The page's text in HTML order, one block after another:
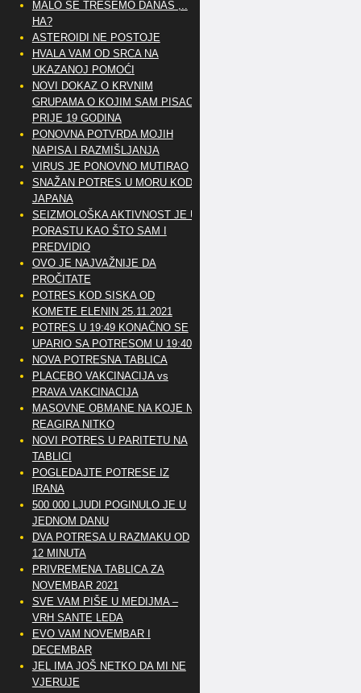
MALO SE TRESEMO DANAS ,..
HA?
ASTEROIDI NE POSTOJE
HVALA VAM OD SRCA NA
UKAZANOJ POMOĆI
NOVI DOKAZ O KRVNIM
GRUPAMA O KOJIM SAM PISAO
PRIJE 19 GODINA
PONOVNA POTVRDA MOJIH
NAPISA I RAZMIŠLJANJA
VIRUS JE PONOVNO MUTIRAO
SNAŽAN POTRES U MORU KOD
JAPANA
SEIZMOLOŠKA AKTIVNOST JE U
PORASTU KAO ŠTO SAM I
PREDVIDIO
OVO JE NAJVAŽNIJE DA
PROČITATE
POTRES KOD SISKA OD
KOMETE ELENIN 25.11.2021
POTRES U 19:49 KONAČNO SE
UPARIO SA POTRESOM U 19:40
NOVA POTRESNA TABLICA
PLACEBO VAKCINACIJA vs
PRAVA VAKCINACIJA
MASOVNE OBMANE NA KOJE NE
REAGIRA NITKO
NOVI POTRES U PARITETU NA
TABLICI
POGLEDAJTE POTRESE IZ
IRANA
500 000 LJUDI POGINULO JE U
JEDNOM DANU
DVA POTRESA U RAZMAKU OD
12 MINUTA
PRIVREMENA TABLICA ZA
NOVEMBAR 2021
SVE VAM PIŠE U MEDIJMA –
VRH SANTE LEDA
EVO VAM NOVEMBAR I
DECEMBAR
JEL IMA JOŠ NETKO DA MI NE
VJERUJE